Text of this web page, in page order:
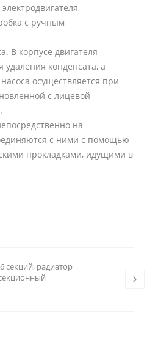
с ручным
В корпусе двигателя
конденсата, а
осуществляется при
с лицевой
на
с ними с помощью
прокладками, идущими в
секций, радиатор